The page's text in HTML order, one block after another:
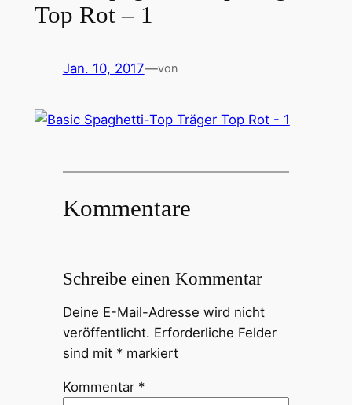
Top Rot – 1
Jan. 10, 2017—von
Kommentare
Schreibe einen Kommentar
Deine E-Mail-Adresse wird nicht
veröffentlicht. Erforderliche Felder
sind mit *markiert
Kommentar *